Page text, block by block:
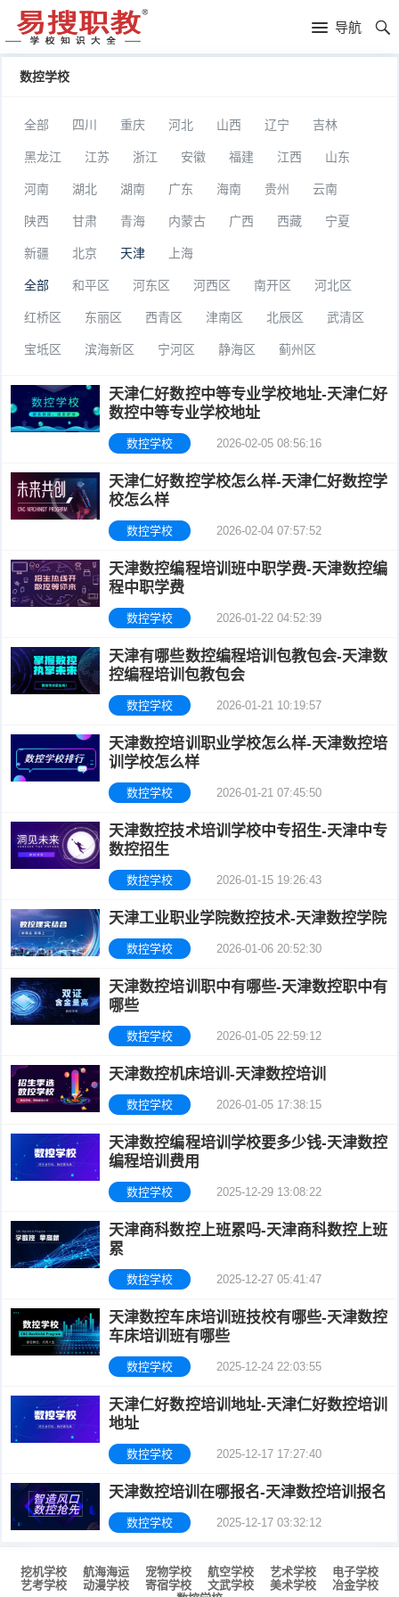
导航
搜
高
校
学
校
读
学
自
考
学
数控学校
全部 四川 重庆 河北 山西 辽宁 吉林
黑龙江 江苏 浙江 安徽 福建 江西 山东
河南 湖北 湖南 广东 海南 贵州 云南
陕西 甘肃 青海 内蒙古 广西 西藏 宁夏
新疆 北京 天津 上海
全部 和平区 河东区 河西区 南开区 河北区
红桥区 东丽区 西青区 津南区 北辰区 武清区
宝坻区 滨海新区 宁河区 静海区 蓟州区
天津仁好数控中等专业学校地址-天津仁好
数控中等专业学校地址
数控学校 2026-02-05 08:56:16
天津仁好数控学校怎么样-天津仁好数控学
校怎么样
数控学校 2026-02-04 07:57:52
天津数控编程培训班中职学费-天津数控编
程中职学费
数控学校 2026-01-22 04:52:39
天津有哪些数控编程培训包教包会-天津数
控编程培训包教包会
数控学校 2026-01-21 10:19:57
天津数控培训职业学校怎么样-天津数控培
训学校怎么样
数控学校 2026-01-21 07:45:50
天津数控技术培训学校中专招生-天津中专
数控招生
数控学校 2026-01-15 19:26:43
天津工业职业学院数控技术-天津数控学院
数控学校 2026-01-06 20:52:30
天津数控培训职中有哪些-天津数控职中有
哪些
数控学校 2026-01-05 22:59:12
天津数控机床培训-天津数控培训
数控学校 2026-01-05 17:38:15
天津数控编程培训学校要多少钱-天津数控
编程培训费用
数控学校 2025-12-29 13:08:22
天津商科数控上班累吗-天津商科数控上班
累
数控学校 2025-12-27 05:41:47
天津数控车床培训班技校有哪些-天津数控
车床培训班有哪些
数控学校 2025-12-24 22:03:55
天津仁好数控培训地址-天津仁好数控培训
地址
数控学校 2025-12-17 17:27:40
天津数控培训在哪报名-天津数控培训报名
数控学校 2025-12-17 03:32:12
挖机学校 航海海运 宠物学校 航空学校 艺术学校
电子学校
艺考学校
动漫学校 寄宿学校 文武学校 美术学校
冶金学校